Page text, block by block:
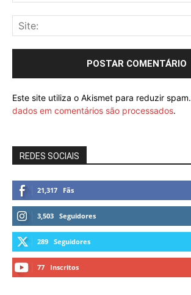
Este site utiliza o Akismet para reduzir spam.
dados em comentários são processados.
REDES SOCIAIS
21,317 Fãs
3,503 Seguidores
289 Seguidores
77 Inscritos